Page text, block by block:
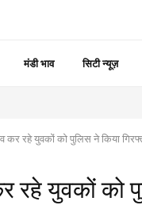
मंडी भाव सिटी न्यूज़
कर रहे युवकों को पुलिस ने किया
रहे युवकों को